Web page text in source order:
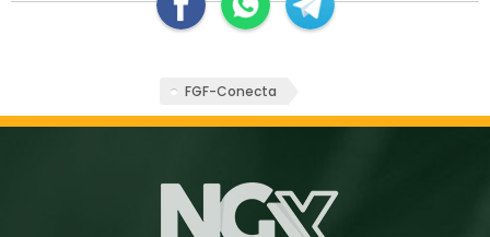
FGF-Conecta